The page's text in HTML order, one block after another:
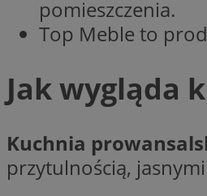
pomieszczenia.
Top Meble to
Jak wygląda
Kuchnia
przytulnością,